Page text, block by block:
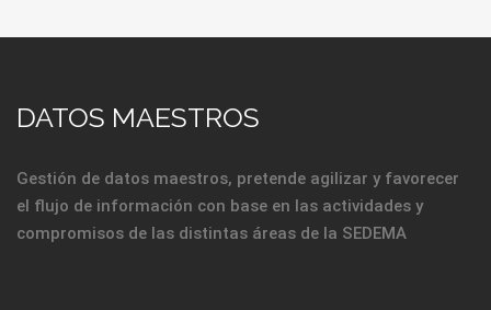
DATOS MAESTROS
Gestión de datos maestros, pretende agilizar y favorecer
el flujo de información con base en las actividades y
compromisos de las distintas áreas de la SEDEMA